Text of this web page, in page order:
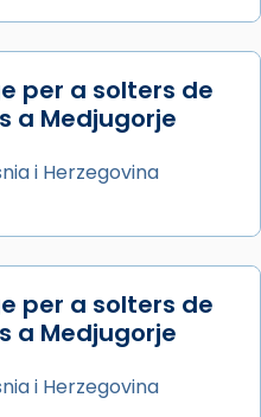
afirma en una obra
de l’antiga Iluro.
les relíq
juntament amb el
dels que
prop Jesús.
per a solters de
a Medjugorje
i Herzegovina
per a solters de
a Medjugorje
i Herzegovina